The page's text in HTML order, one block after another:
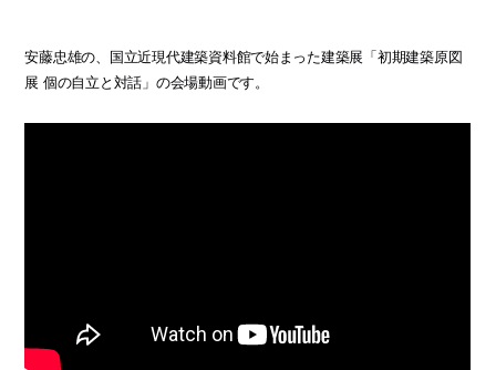
安藤忠雄の、国立近現代建築資料館で始まった建築展「初期建築原図
展 個の自立と対話」の会場動画です。